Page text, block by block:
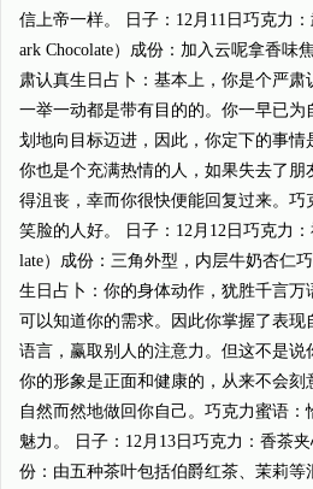
信上帝一样。 日子：12月11日巧克力
ark Chocolate）成份：加入云呢拿香味
肃认真生日占卜：基本上，你是个严肃
一举一动都是带有目的的。你一早已
划地向目标迈进，因此，你定下的事情
你也是个充满热情的人，如果失去了
得沮丧，幸而你很快便能回复过来。
笑脸的人好。 日子：12月12日巧克力
late）成份：三角外型，内层牛奶杏仁
生日占卜：你的身体动作，犹胜千言万
可以知道你的需求。因此你掌握了表
语言，赢取别人的注意力。但这不是说
你的形象是正面和健康的，从来不会刻
自然而然地做回你自己。巧克力蜜语
魅力。 日子：12月13日巧克力：香茶夹
份：由五种茶叶包括伯爵红茶、茉莉等